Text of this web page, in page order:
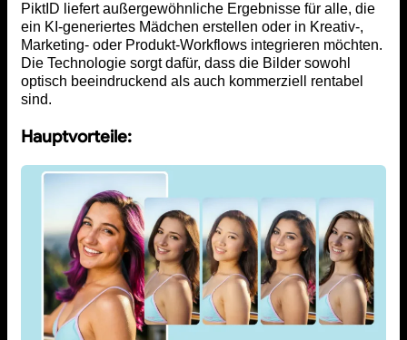
PiktID liefert außergewöhnliche Ergebnisse für alle, die
ein KI-generiertes Mädchen erstellen oder in Kreativ-,
Marketing- oder Produkt-Workflows integrieren möchten.
Die Technologie sorgt dafür, dass die Bilder sowohl
optisch beeindruckend als auch kommerziell rentabel
sind.
Hauptvorteile: